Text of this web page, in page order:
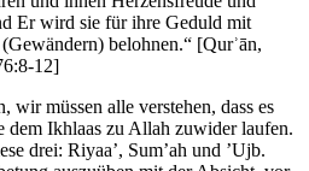
Er wird sie für ihre Geduld mit
belohnen.“ [Qurʾān,
12]
wir müssen alle verstehen, dass es
dem Ikhlaas zu Allah zuwider laufen.
drei: Riyaa’, Sum’ah und ’Ujb.